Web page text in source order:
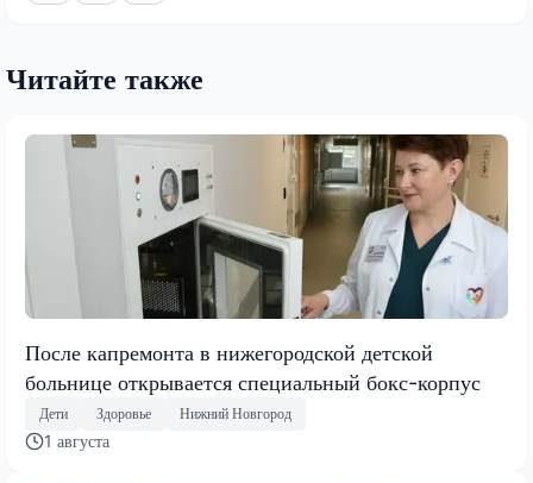
Читайте также
После капремонта в нижегородской детской
больнице открывается специальный бокс-корпус
Дети Здоровье Нижний Новгород
1 августа